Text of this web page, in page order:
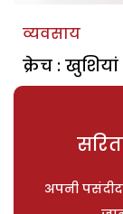
व्यवसाय
क्रेच :
अपनी